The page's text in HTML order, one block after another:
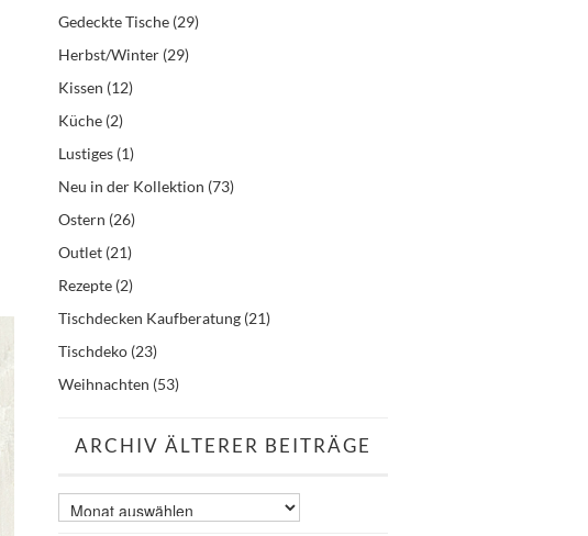
Gedeckte Tische (29)
Herbst/Winter (29)
Kissen (12)
Küche (2)
Lustiges (1)
Neu in der Kollektion (73)
Ostern (26)
Outlet (21)
Rezepte (2)
Tischdecken Kaufberatung (21)
Tischdeko (23)
Weihnachten (53)
ARCHIV ÄLTERER BEITRÄGE
Archiv
älterer